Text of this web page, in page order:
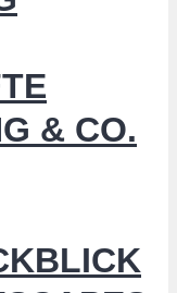
& CO.